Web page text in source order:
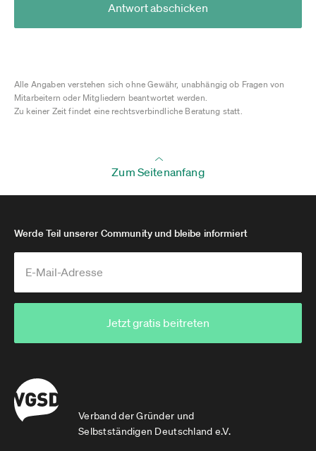
Antwort abschicken
Alle Angaben verstehen sich ohne Gewähr, unabhängig ob Fragen von
Mitarbeitern oder Mitgliedern beantwortet werden.
Zu keiner Zeit findet eine rechtsverbindliche Beratung statt.
Zum Seitenanfang
Verband der Gründer und
Selbstständigen Deutschland e.V.
Werde Teil unserer Community und bleibe informiert
Jetzt gratis beitreten